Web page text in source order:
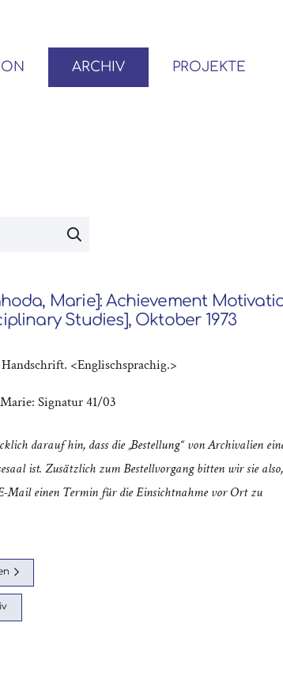
ARCHIV PROJEKTE
Marie]: Achievement
Studies], Oktober 1973
Handschrift. <Englischsprachig.>
Marie: Signatur 41/03
darauf hin, dass die „Bestellung“ von Archivalien
ist. Zusätzlich zum Bestellvorgang bitten wir sie also,
Mail einen Termin für die Einsichtnahme vor Ort zu